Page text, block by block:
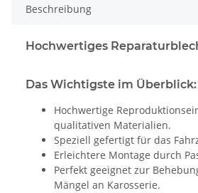
Beschreibung
Hochwertiges
Das Wichtigste im Überblick:
Hochwertige
qualitativen Materialien.
Speziell gefertigt für das
Erleichtere Montage durch
Perfekt geeignet zur
Mängel an Karosserie.